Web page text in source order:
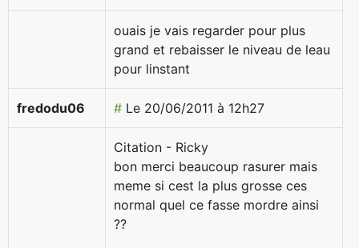
ouais je vais regarder pour plus
grand et rebaisser le niveau de leau
pour linstant
fredodu06 # Le 20/06/2011 à 12h27
Citation - Ricky
bon merci beaucoup rasurer mais
meme si cest la plus grosse ces
normal quel ce fasse mordre ainsi
??